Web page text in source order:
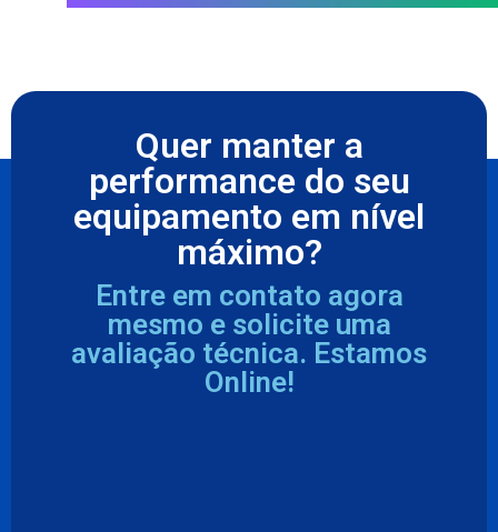
Quer manter a
performance do seu
equipamento em nível
máximo?
Entre em contato agora
mesmo e solicite uma
avaliação técnica. Estamos
Online!